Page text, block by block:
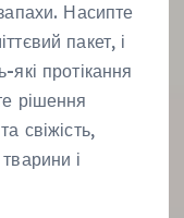
Насипте
пакет, і
протікання
рішення
свіжість,
і